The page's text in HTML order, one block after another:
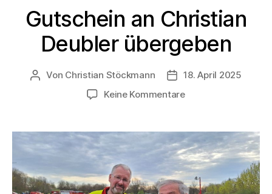
Gutschein an Christian
Deubler übergeben
Von Christian Stöckmann
18. April 2025
Keine Kommentare